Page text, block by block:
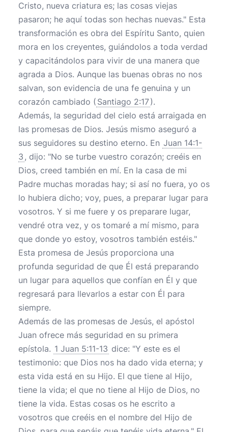
Cristo, nueva criatura es; las cosas viejas
pasaron; he aquí todas son hechas nuevas." Esta
transformación es obra del Espíritu Santo, quien
mora en los creyentes, guiándolos a toda verdad
y capacitándolos para vivir de una manera que
agrada a Dios. Aunque las buenas obras no nos
salvan, son evidencia de una fe genuina y un
corazón cambiado ( Santiago 2:17).
Además, la seguridad del cielo está arraigada en
las promesas de Dios. Jesús mismo aseguró a
sus seguidores su destino eterno. En Juan 14:1-
3 , dijo: "No se turbe vuestro corazón; creéis en
Dios, creed también en mí. En la casa de mi
Padre muchas moradas hay; si así no fuera, yo os
lo hubiera dicho; voy, pues, a preparar lugar para
vosotros. Y si me fuere y os preparare lugar,
vendré otra vez, y os tomaré a mí mismo, para
que donde yo estoy, vosotros también estéis."
Esta promesa de Jesús proporciona una
profunda seguridad de que Él está preparando
un lugar para aquellos que confían en Él y que
regresará para llevarlos a estar con Él para
siempre.
Además de las promesas de Jesús, el apóstol
Juan ofrece más seguridad en su primera
epístola. 1 Juan 5:11-13 dice: "Y este es el
testimonio: que Dios nos ha dado vida eterna; y
esta vida está en su Hijo. El que tiene al Hijo,
tiene la vida; el que no tiene al Hijo de Dios, no
tiene la vida. Estas cosas os he escrito a
vosotros que creéis en el nombre del Hijo de